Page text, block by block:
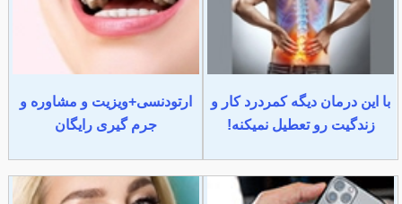
با این درمان دیگه کمردرد کار و
زندگیت رو تعطیل نمیکنه!
ارتودنسی+ویزیت و مشاوره و
جرم گیری رایگان